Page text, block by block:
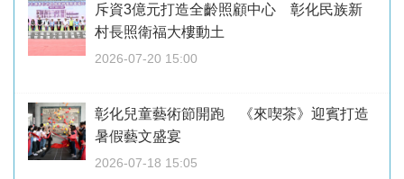
斥資3億元打造全齡照顧中心 彰化民族新
村長照衛福大樓動土
2026-07-20 15:00
彰化兒童藝術節開跑 《來喫茶》迎賓打造
暑假藝文盛宴
2026-07-18 15:05